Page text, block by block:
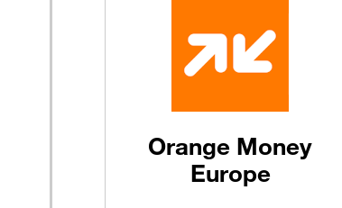
Orange Money
Europe